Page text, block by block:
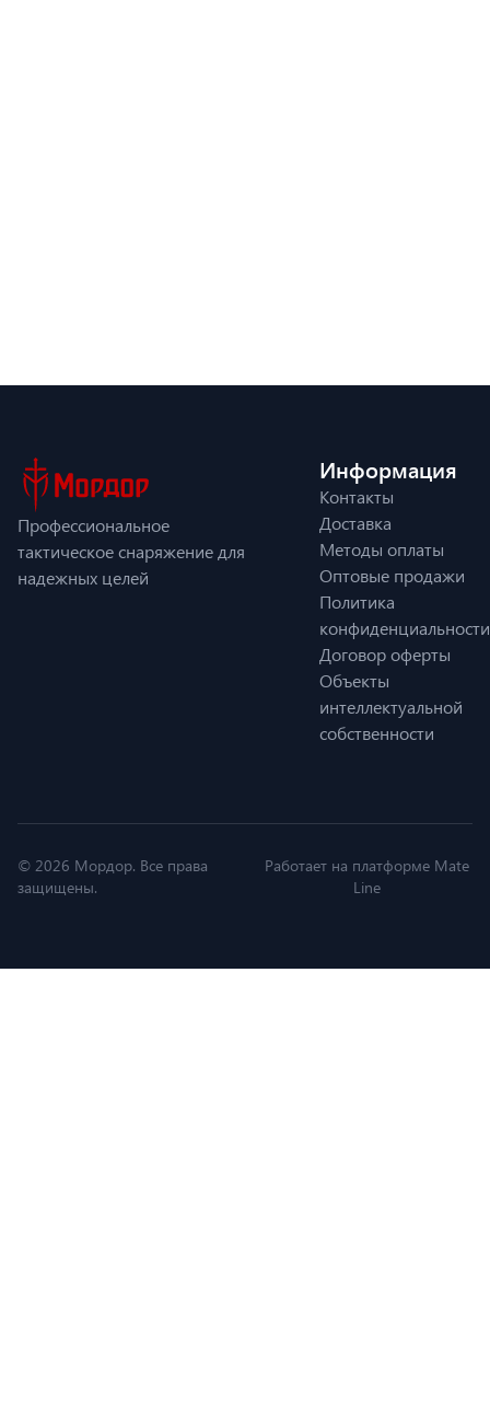
Профессиональное
тактическое снаряжение для
надежных целей
Информация
Контакты
Доставка
Методы оплаты
Оптовые продажи
Политика
конфиденциальности
Договор оферты
Объекты
интеллектуальной
собственности
© 2026 Мордор. Все права
защищены.
Работает на платформе Mate
Line